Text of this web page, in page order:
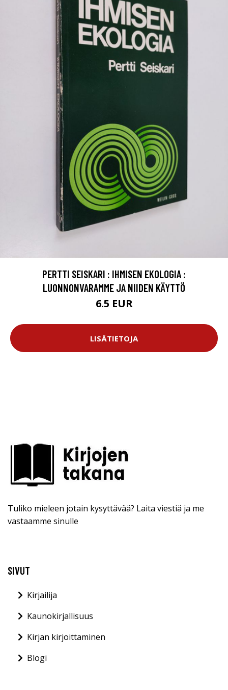
PERTTI SEISKARI : IHMISEN EKOLOGIA :
LUONNONVARAMME JA NIIDEN KÄYTTÖ
6.5 EUR
LISÄTIETOJA
Tuliko mieleen jotain kysyttävää? Laita viestiä ja me
vastaamme sinulle
SIVUT
Kirjailija
Kaunokirjallisuus
Kirjan kirjoittaminen
Blogi